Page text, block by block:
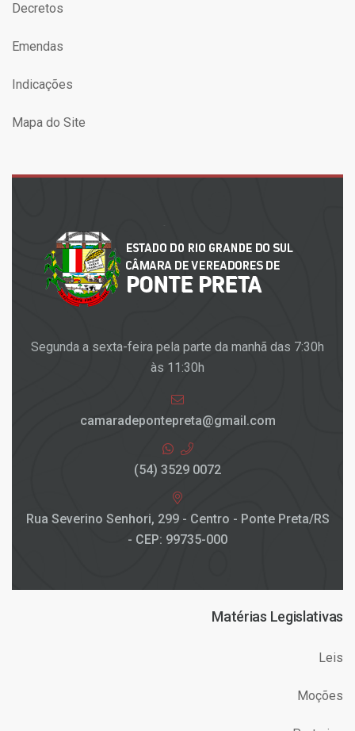
Decretos
Emendas
Indicações
Mapa do Site
Segunda a sexta-feira pela parte da manhã das 7:30h
às 11:30h
camaradepontepreta@gmail.com
(54) 3529 0072
Rua Severino Senhori, 299 - Centro - Ponte Preta/RS
- CEP: 99735-000
Matérias Legislativas
Leis
Moções